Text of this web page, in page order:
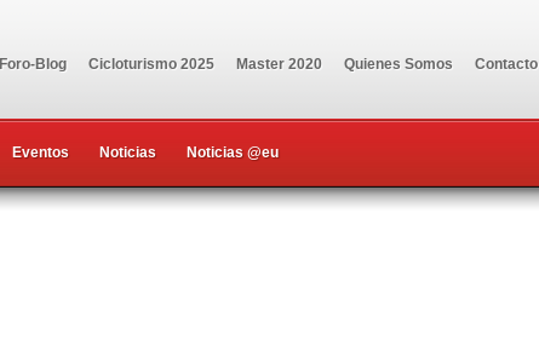
Foro-Blog Cicloturismo 2025 Master 2020 Quienes Somos Contacto
Eventos Noticias Noticias @eu